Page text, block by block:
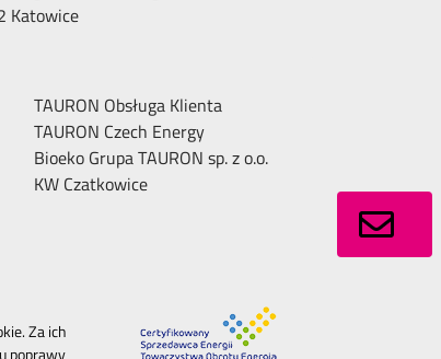
Katowice
TAURON Obsługa Klienta
TAURON Czech Energy
Bioeko Grupa TAURON sp. z o.o.
KW Czatkowice
Za ich
poprawy